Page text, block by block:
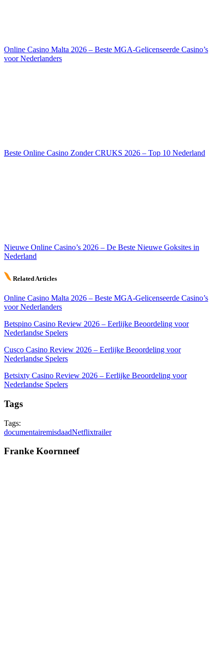
Online Casino Malta 2026 – Beste MGA-Gelicenseerde Casino’s
voor Nederlanders
Beste Online Casino Zonder CRUKS 2026 – Top 10 Nederland
Nieuwe Online Casino’s 2026 – De Beste Nieuwe Goksites in
Nederland
Related Articles
Online Casino Malta 2026 – Beste MGA-Gelicenseerde Casino’s
voor Nederlanders
Betspino Casino Review 2026 – Eerlijke Beoordeling voor
Nederlandse Spelers
Cusco Casino Review 2026 – Eerlijke Beoordeling voor
Nederlandse Spelers
Betsixty Casino Review 2026 – Eerlijke Beoordeling voor
Nederlandse Spelers
Tags
Tags:
documentairemisdaadNetflixtrailer
Franke Koornneef